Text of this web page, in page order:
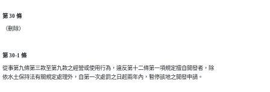
第 30 條
第 30-1 條
從事第九條第三款至第九款之經營或使用行為，違反第十二條第一項規定擅自開發者，除